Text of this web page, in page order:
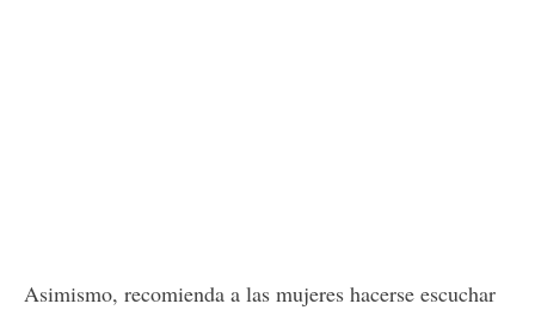
Asimismo, recomienda a las mujeres hacerse escuchar